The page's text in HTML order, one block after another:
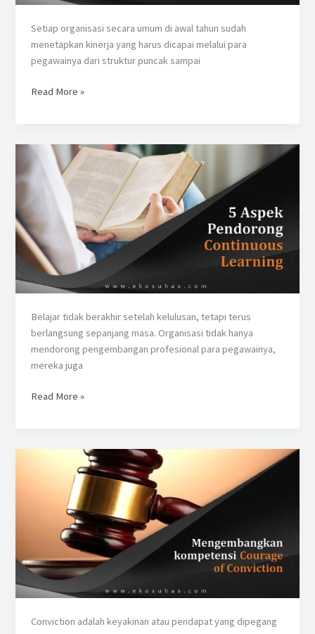
Setiap organisasi secara umum di awal tahun sudah
menetapkan kinerja yang harus dicapai melalui para
pegawainya dari struktur puncak sampai
Mencapai
Kinerja
Tinggi
Read More »
Belajar tidak berakhir setelah kelulusan, tetapi terus
berlangsung sepanjang masa. Organisasi tidak hanya
mendorong pengembangan profesional para pegawainya,
mereka juga
5
Aspek
Pendorong
Continuous
Learning
Read More »
Conviction adalah keyakinan atau pendapat yang dipegang
Mengembangkan
Kompetensi
“Courage
Conviction”